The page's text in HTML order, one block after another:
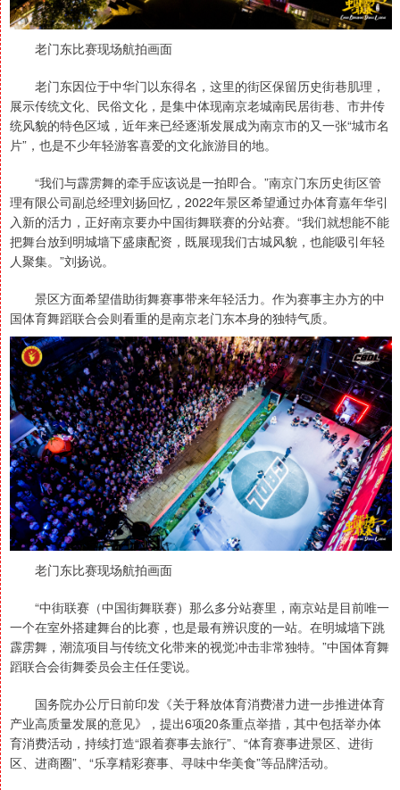
老门东比赛现场航拍画面
老门东因位于中华门以东得名，这里的街区保留历史街巷肌理，
展示传统文化、民俗文化，是集中体现南京老城南民居街巷、市井传
统风貌的特色区域，近年来已经逐渐发展成为南京市的又一张“城市名
片”，也是不少年轻游客喜爱的文化旅游目的地。
“我们与霹雳舞的牵手应该说是一拍即合。”南京门东历史街区管
理有限公司副总经理刘扬回忆，2022年景区希望通过办体育嘉年华引
入新的活力，正好南京要办中国街舞联赛的分站赛。“我们就想能不能
把舞台放到明城墙下盛康配资，既展现我们古城风貌，也能吸引年轻
人聚集。”刘扬说。
景区方面希望借助街舞赛事带来年轻活力。作为赛事主办方的中
国体育舞蹈联合会则看重的是南京老门东本身的独特气质。
老门东比赛现场航拍画面
“中街联赛（中国街舞联赛）那么多分站赛里，南京站是目前唯一
一个在室外搭建舞台的比赛，也是最有辨识度的一站。在明城墙下跳
霹雳舞，潮流项目与传统文化带来的视觉冲击非常独特。”中国体育舞
蹈联合会街舞委员会主任任雯说。
国务院办公厅日前印发《关于释放体育消费潜力进一步推进体育
产业高质量发展的意见》，提出6项20条重点举措，其中包括举办体
育消费活动，持续打造“跟着赛事去旅行”、“体育赛事进景区、进街
区、进商圈”、“乐享精彩赛事、寻味中华美食”等品牌活动。